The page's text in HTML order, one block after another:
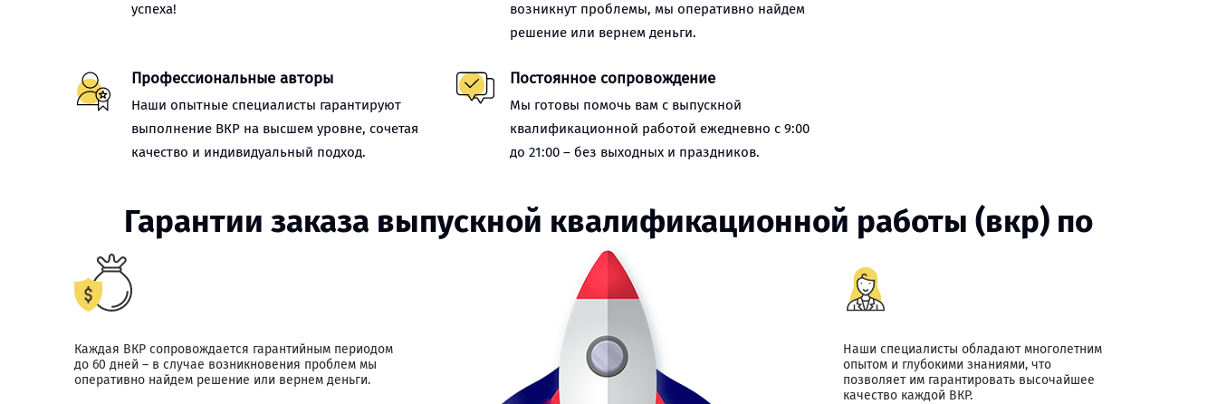
успеха!
возникнут проблемы, мы оперативно найдем
решение или вернем деньги.
Профессиональные авторы
Наши опытные специалисты гарантируют
выполнение ВКР на высшем уровне, сочетая
качество и индивидуальный подход.
Постоянное сопровождение
Мы готовы помочь вам с выпускной
квалификационной работой ежедневно с 9:00
до 21:00 – без выходных и праздников.
Гарантии заказа выпускной квалификационной работы (вкр) по
Каждая ВКР сопровождается гарантийным периодом
до 60 дней – в случае возникновения проблем мы
оперативно найдем решение или вернем деньги.
Наши специалисты обладают многолетним
опытом и глубокими знаниями, что
позволяет им гарантировать высочайшее
качество каждой ВКР.